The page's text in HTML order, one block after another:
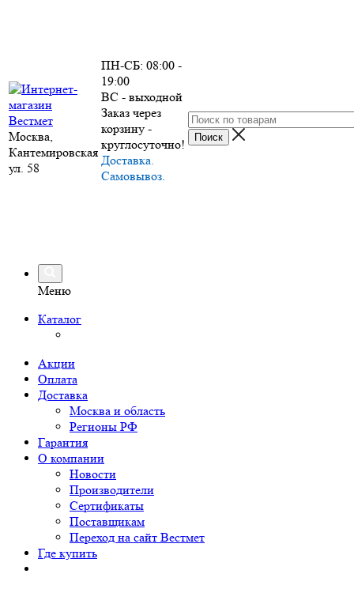
Москва,
Кантемировская
ул. 58
ПН-СБ: 08:00 -
19:00
ВС - выходной
Заказ через
корзину -
круглосуточно!
Доставка.
Самовывоз.
Меню
Каталог
Акции
Оплата
Доставка
Москва и область
Регионы РФ
Гарантия
О компании
Новости
Производители
Сертификаты
Поставщикам
Переход на сайт Вестмет
Где купить